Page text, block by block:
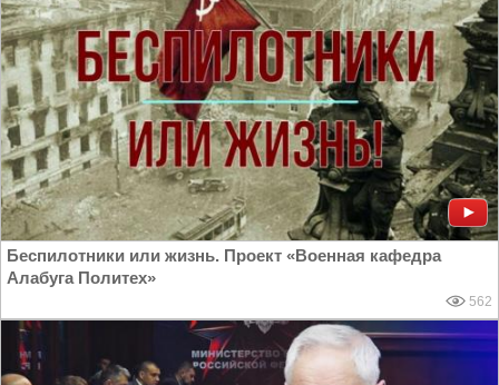
Беспилотники или жизнь. Проект «Военная кафедра
Алабуга Политех»
562